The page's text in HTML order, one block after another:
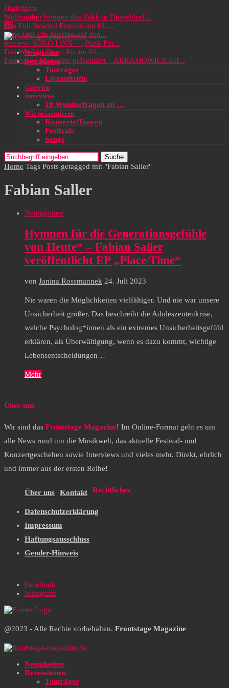
Highlights
Wolfmother bringen das Zakk in Düsseldorf...
Das Full Rewind Festival am 01....
Party On! Ein Ausflug auf den...
Review: SOKO LiNX – „Punk Für...
Das Wacken Open Air am 01....
Frontstage Magazine präsentiert – ABRAMOWICZ auf...
Neuigkeiten
Rezensionen
Tonträger
Liveauftritte
Galerien
Interviews
10 Wunderfragen an …
Wir präsentieren
Konzerte/Touren
Festivals
Songs
Suche
Home Tags Posts getagged mit "Fabian Saller"
Fabian Saller
Neuigkeiten
Hymnen für die Generationsgefühle
von Heute“ – Fabian Saller
veröffentlicht EP „Place/Time“
von Janina Rossmannek 24. Juli 2023
Nie waren die Möglichkeiten vielfältiger. Und nie war unsere
Unsicherheit größer. Das beschreibt die Adoleszentenkrise,
welche Psycholog*innen als ein extremes Unsicherheitsgefühl
erklären, als Überwältigung, wenn es dazu kommt, wichtige
Lebensentscheidungen…
Mehr
Über uns
Wir sind das Frontstage Magazine! Im Online-Format geht es um
alle News rund um die Musikwelt, das aktuelle Festival- und
Konzertgeschehen sowie Interviews und vieles mehr. Direkt, ehrlich
und immer aus der ersten Reihe!
Über uns Kontakt Rechtliches
Datenschutzerklärung
Impressum
Haftungsausschluss
Gender-Hinweis
Facebook
Instagram
@2023 - Alle Rechte vorbehalten. Frontstage Magazine
Neuigkeiten
Rezensionen
Tonträger